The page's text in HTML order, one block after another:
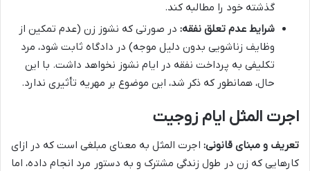
گذشته خود را مطالبه کند.
شرایط عدم تعلق نفقه: در صورتی که نشوز زن (عدم تمکین از
وظایف زناشویی بدون دلیل موجه) در دادگاه ثابت شود، مرد
تکلیفی به پرداخت نفقه در ایام نشوز نخواهد داشت. با این
حال، همانطور که ذکر شد، این موضوع بر مهریه تأثیری ندارد.
اجرت المثل ایام زوجیت
تعریف و مبنای قانونی: اجرت المثل به معنای مبلغی است که در ازای
کارهایی که زن در طول زندگی مشترک و به دستور مرد انجام داده، اما